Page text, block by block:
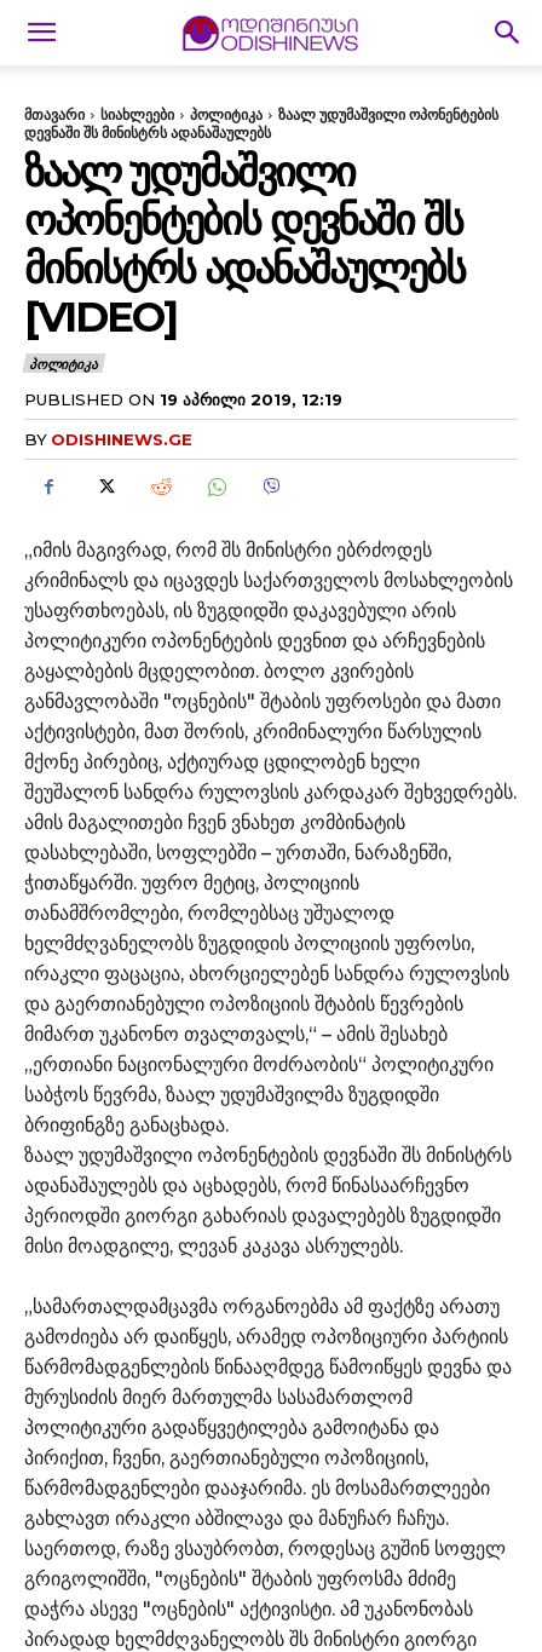
მთავარი სიახლეები პოლიტიკა
ზაალ უდუმაშვილი ოპონენტების
დევნაში შს მინისტრს ადანაშაულებს
ᲖᲐᲐᲚ ᲣᲓᲣᲛᲐᲨᲕᲘᲚᲘ
ᲝᲞᲝᲜᲔᲜᲢᲔᲑᲘᲡ ᲓᲔᲕᲜᲐᲨᲘ ᲨᲡ
ᲛᲘᲜᲘᲡᲢᲠᲡ ᲐᲓᲐᲜᲐᲨᲐᲣᲚᲔᲑᲡ
[VIDEO]
ᲞᲝᲚᲘᲢᲘᲙᲐ
PUBLISHED ON 19 ᲐᲞᲠᲘᲚᲘ 2019, 12:19
BY ODISHINEWS.GE
„იმის მაგივრად, რომ შს მინისტრი ებრძოდეს
კრიმინალს და იცავდეს საქართველოს მოსახლეობის
უსაფრთხოებას, ის ზუგდიდში დაკავებული არის
პოლიტიკური ოპონენტების დევნით და არჩევნების
გაყალბების მცდელობით. ბოლო კვირების
განმავლობაში "ოცნების" შტაბის უფროსები და მათი
აქტივისტები, მათ შორის, კრიმინალური წარსულის
მქონე პირებიც, აქტიურად ცდილობენ ხელი
შეუშალონ სანდრა რულოვსის კარდაკარ შეხვედრებს.
ამის მაგალითები ჩვენ ვნახეთ კომბინატის
დასახლებაში, სოფლებში – ურთაში, ნარაზენში,
ჭითაწყარში. უფრო მეტიც, პოლიციის
თანამშრომლები, რომლებსაც უშუალოდ
ხელმძღვანელობს ზუგდიდის პოლიციის უფროსი,
ირაკლი ფაცაცია, ახორციელებენ სანდრა რულოვსის
და გაერთიანებული ოპოზიციის შტაბის წევრების
მიმართ უკანონო თვალთვალს,“ – ამის შესახებ
„ერთიანი ნაციონალური მოძრაობის“ პოლიტიკური
საბჭოს წევრმა, ზაალ უდუმაშვილმა ზუგდიდში
ბრიფინგზე განაცხადა.
ზაალ უდუმაშვილი ოპონენტების დევნაში შს მინისტრს
ადანაშაულებს და აცხადებს, რომ წინასაარჩევნო
პერიოდში გიორგი გახარიას დავალებებს ზუგდიდში
მისი მოადგილე, ლევან კაკავა ასრულებს.
„სამართალდამცავმა ორგანოებმა ამ ფაქტზე არათუ
გამოძიება არ დაიწყეს, არამედ ოპოზიციური პარტიის
წარმომადგენლების წინააღმდეგ წამოიწყეს დევნა და
მურუსიძის მიერ მართულმა სასამართლომ
პოლიტიკური გადაწყვეტილება გამოიტანა და
პირიქით, ჩვენი, გაერთიანებული ოპოზიციის,
წარმომადგენლები დააჯარიმა. ეს მოსამართლეები
გახლავთ ირაკლი აბშილავა და მანუჩარ ჩაჩუა.
საერთოდ, რაზე ვსაუბრობთ, როდესაც გუშინ სოფელ
გრიგოლიშში, "ოცნების" შტაბის უფროსმა მძიმე
დაჭრა ასევე "ოცნების" აქტივისტი. ამ უკანონობას
პირადად ხელმძღვანელობს შს მინისტრი გიორგი